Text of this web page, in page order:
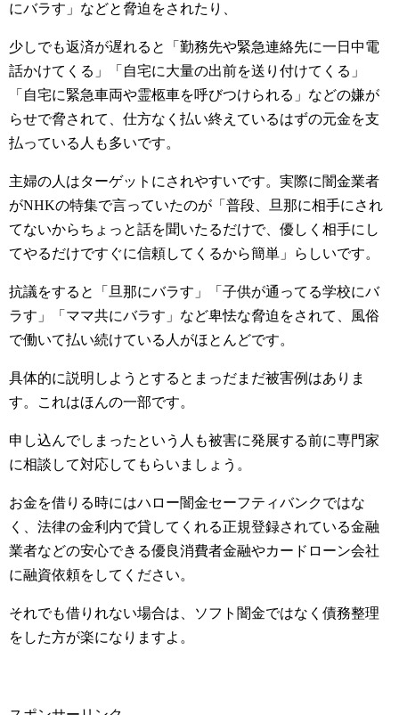
にバラす」などと脅迫をされたり、
少しでも返済が遅れると「勤務先や緊急連絡先に一日中電
話かけてくる」「自宅に大量の出前を送り付けてくる」
「自宅に緊急車両や霊柩車を呼びつけられる」などの嫌が
らせで脅されて、仕方なく払い終えているはずの元金を支
払っている人も多いです。
主婦の人はターゲットにされやすいです。実際に闇金業者
がNHKの特集で言っていたのが「普段、旦那に相手にされ
てないからちょっと話を聞いたるだけで、優しく相手にし
てやるだけですぐに信頼してくるから簡単」らしいです。
抗議をすると「旦那にバラす」「子供が通ってる学校にバ
ラす」「ママ共にバラす」など卑怯な脅迫をされて、風俗
で働いて払い続けている人がほとんどです。
具体的に説明しようとするとまっだまだ被害例はありま
す。これはほんの一部です。
申し込んでしまったという人も被害に発展する前に専門家
に相談して対応してもらいましょう。
お金を借りる時にはハロー闇金セーフティバンクではな
く、法律の金利内で貸してくれる正規登録されている金融
業者などの安心できる優良消費者金融やカードローン会社
に融資依頼をしてください。
それでも借りれない場合は、ソフト闇金ではなく債務整理
をした方が楽になりますよ。